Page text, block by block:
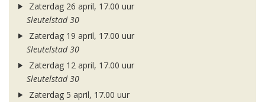
Zaterdag 26 april, 17.00 uur
Sleutelstad 30
Zaterdag 19 april, 17.00 uur
Sleutelstad 30
Zaterdag 12 april, 17.00 uur
Sleutelstad 30
Zaterdag 5 april, 17.00 uur